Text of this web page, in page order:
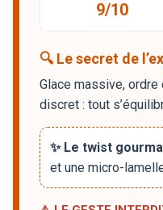
9/10
🔍 Le secret de
Glace massive,
discret : tout
✨ Le twist
et une micro-